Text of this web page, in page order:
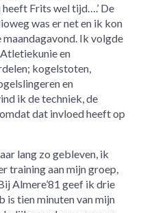
heeft Frits wel tijd….’ De
was er net en ik kon
Ik volgde
en
kogelstoten,
en
ik de techniek, de
dat invloed heeft op
lang zo gebleven, ik
training aan mijn groep,
Almere’81 geef ik drie
is tien minuten van mijn